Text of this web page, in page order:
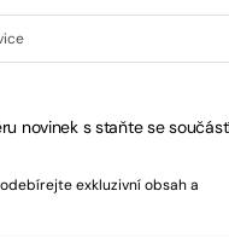
novinek s staňte se
exkluzivní obsah a